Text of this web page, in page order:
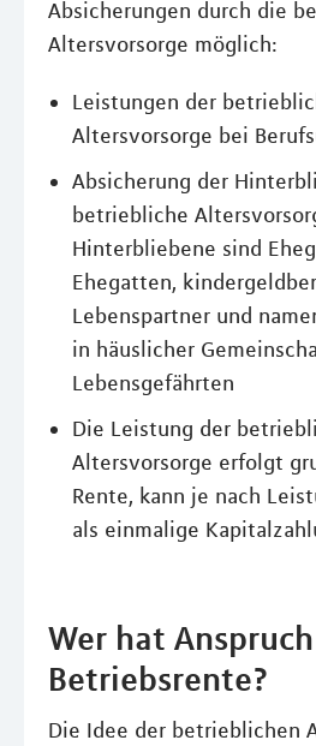
Absicherungen durch die
Altersvorsorge möglich:
Leistungen der
Altersvorsorge bei
Absicherung der
betriebliche
Hinterbliebene sind
Ehegatten,
Lebenspartner und
in häuslicher
Lebensgefährten
Die Leistung der
Altersvorsorge erfolgt
Rente, kann je nach
als einmalige
Wer hat
Betriebsrente?
Die Idee der betrieblichen